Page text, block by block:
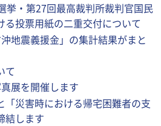
挙・第27回最高裁判所裁判官国民
る投票用紙の二重交付について
地震義援金」の集計結果がまと
て
展を開催します
「災害時における帰宅困難者の支
結します